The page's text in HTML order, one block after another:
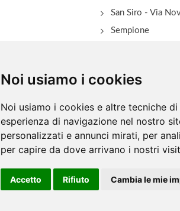
Noi usiamo i cookies
Noi usiamo i cookies e altre tecniche
esperienza di navigazione nel nostro
personalizzati e annunci mirati, per
per capire da dove arrivano i nostri
Accetto Rifiuto Cambia le mie
San Siro - Via
Sempione
Zara